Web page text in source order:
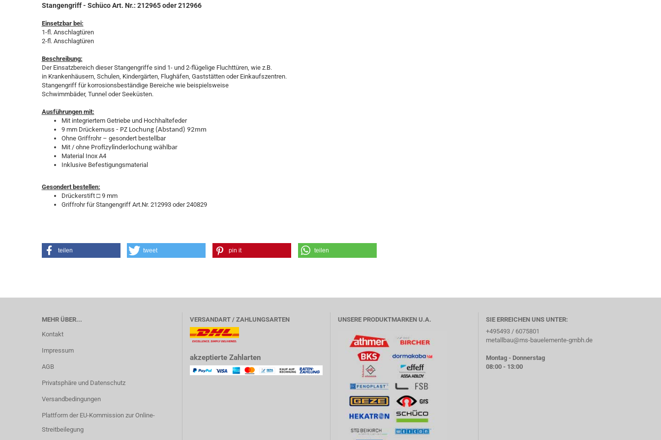
Stangengriff - Schüco Art. Nr.: 212965 oder 212966
Einsetzbar bei:
1-fl. Anschlagtüren
2-fl. Anschlagtüren
Beschreibung:
Der Einsatzbereich dieser Stangengriffe sind 1- und 2-flügelige Fluchttüren, wie z.B.
in Krankenhäusern, Schulen, Kindergärten, Flughäfen, Gaststätten oder Einkaufszentren.
Stangengriff für korrosionsbeständige Bereiche wie beispielsweise
Schwimmbäder, Tunnel oder Seeküsten.
Ausführungen mit:
Mit integriertem Getriebe und Hochhaltefeder
9 mm Drückernuss - PZ Lochung (Abstand) 92mm
Ohne Griffrohr – gesondert bestellbar
Mit / ohne Profizylinderlochung wählbar
Material Inox A4
Inklusive Befestigungsmaterial
Gesondert bestellen:
Drückerstift □ 9 mm
Griffrohr für Stangengriff Art.Nr. 212993 oder 240829
teilen tweet pin it teilen
MEHR ÜBER...
Kontakt
Impressum
AGB
Privatsphäre und Datenschutz
Versandbedingungen
Plattform der EU-Kommission zur Online-
Streitbeilegung
VERSANDART / ZAHLUNGSARTEN
akzeptierte Zahlarten
UNSERE PRODUKTMARKEN U.A.
SIE ERREICHEN UNS UNTER:
+495493 / 6075801
metallbau@ms-bauelemente-gmbh.de
Montag - Donnerstag
08:00 - 13:00